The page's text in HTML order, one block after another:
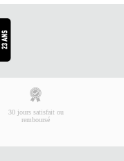
30 jours satisfait ou
remboursé